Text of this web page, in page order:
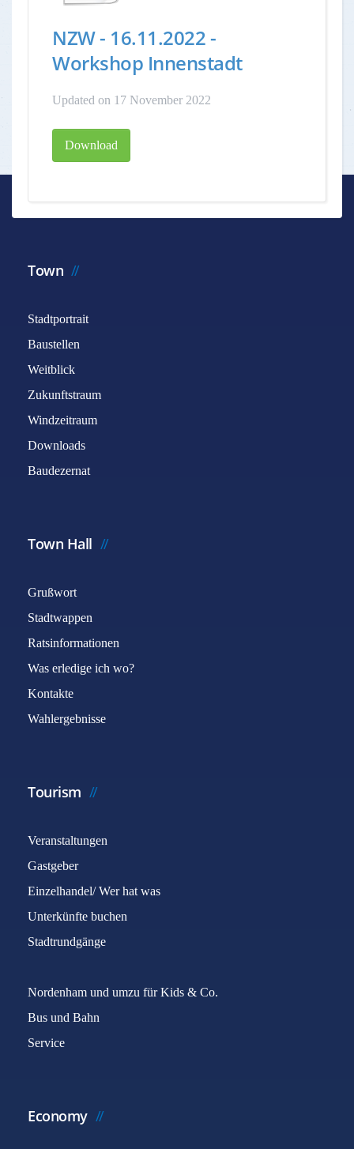
NZW - 16.11.2022 -
Workshop Innenstadt
Updated on 17 November 2022
Download
Town
Stadtportrait
Baustellen
Weitblick
Zukunftstraum
Windzeitraum
Downloads
Baudezernat
Town Hall
Grußwort
Stadtwappen
Ratsinformationen
Was erledige ich wo?
Kontakte
Wahlergebnisse
Tourism
Veranstaltungen
Gastgeber
Einzelhandel/ Wer hat was
Unterkünfte buchen
Stadtrundgänge
Nordenham und umzu für Kids & Co.
Bus und Bahn
Service
Economy